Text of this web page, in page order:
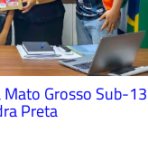
Mato Grosso Sub-13
Preta